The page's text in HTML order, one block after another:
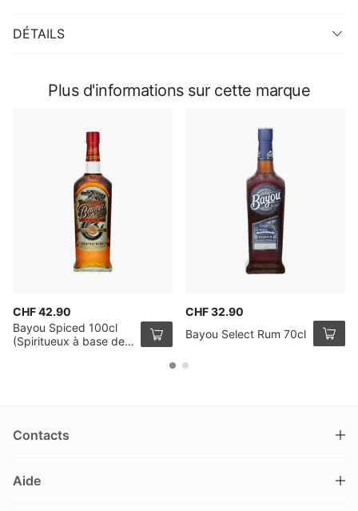
DÉTAILS
Plus d'informations sur cette marque
CHF 42.90
Bayou Spiced 100cl
(Spiritueux à base de
CHF 32.90
Bayou Select Rum 70cl
Contacts
Nüschelerstrasse 35
Aide